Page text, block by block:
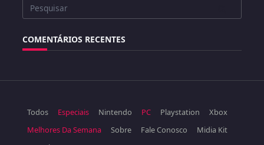
Buscar
COMENTÁRIOS RECENTES
Todos Especiais Nintendo PC Playstation
Xbox
Melhores Da Semana
Sobre Fale Conosco
Midia Kit